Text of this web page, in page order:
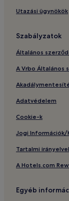
Utazási ügynökök
Szabályzatok
Általános
A Vrbo
Adatvédelem
Cookie-k
Jogi Információk/
Tartalmi
A Hotels.com
Egyéb